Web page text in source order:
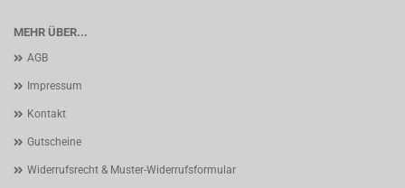
MEHR ÜBER...
AGB
Impressum
Kontakt
Gutscheine
Widerrufsrecht & Muster-Widerrufsformular